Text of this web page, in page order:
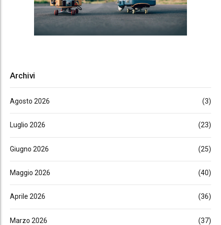
Archivi
Agosto 2026 (3)
Luglio 2026 (23)
Giugno 2026 (25)
Maggio 2026 (40)
Aprile 2026 (36)
Marzo 2026 (37)